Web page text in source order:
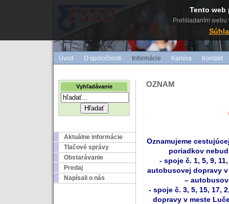
Úvod O spoločnosti Informácie Kariéra Kontakt
Vyhľadávanie
Aktuálne informácie
Tlačové správy
Obstarávanie
Predaj
Napísali o nás
OZNAM
Oznamujeme
poriadkov
- spoje č. 1, 5, 9,
autobusovej dopravy v
–
- spoje č. 3, 5, 15, 17,
dopravy v meste
Tento web
Prehliadaním